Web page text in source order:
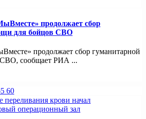
продолжает сбор
для бойцов СВО
продолжает сбор гуманитарной
сообщает РИА ...
60